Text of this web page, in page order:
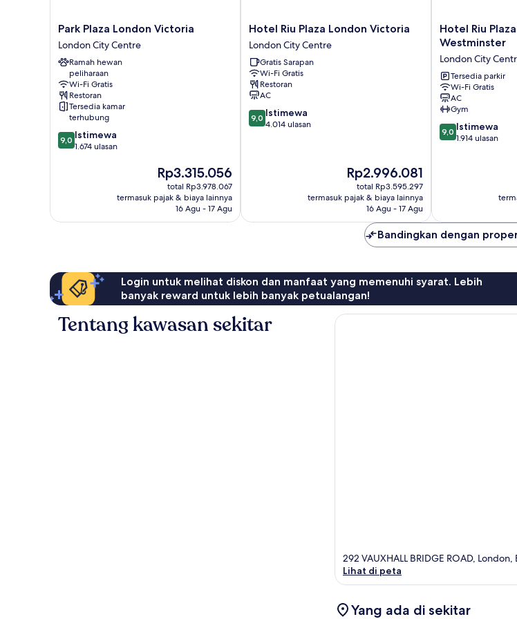
Park
Plaza
London
Victoria
London
City
Centre
Park Plaza London Victoria
London City Centre
Ramah hewan
peliharaan
Wi-Fi Gratis
Restoran
Tersedia kamar
terhubung
9.0
dari
9,0 Istimewa
1.674 ulasan
Harga
sekarang
Rp3.315.056
Rp3.315.056
total Rp3.978.067
termasuk pajak & biaya lainnya
16 Agu - 17 Agu
Hotel
Riu
Plaza
London
Victoria
London
City
Centre
Hotel Riu Plaza London Victoria
London City Centre
Gratis Sarapan
Wi-Fi Gratis
Restoran
AC
9.0
dari
9,0 Istimewa
4.014 ulasan
Harga
sekarang
Rp2.996.081
Rp2.996.081
total Rp3.595.297
termasuk pajak & biaya lainnya
16 Agu - 17 Agu
Hotel
Riu
London
The
Westminster
London
City
Centre
Hotel Riu
Westminster
London City
Tersedia parkir
Wi-Fi Gratis
AC
Gym
9.0
dari
9,0 Istimewa
1.914 ulasan
Bandingkan dengan
Login untuk melihat diskon dan manfaat yang memenuhi syarat. Lebih
banyak reward untuk lebih banyak petualangan!
Tentang kawasan sekitar
292 VAUXHALL BRIDGE ROAD, London,
Lihat di peta
Yang ada di sekitar